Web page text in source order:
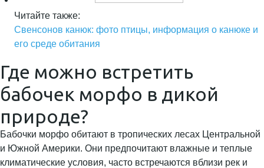
Читайте также:
Свенсонов канюк: фото птицы, информация о канюке и
его среде обитания
Где можно встретить
бабочек морфо в дикой
природе?
Бабочки морфо обитают в тропических лесах Центральной
и Южной Америки. Они предпочитают влажные и теплые
климатические условия, часто встречаются вблизи рек и